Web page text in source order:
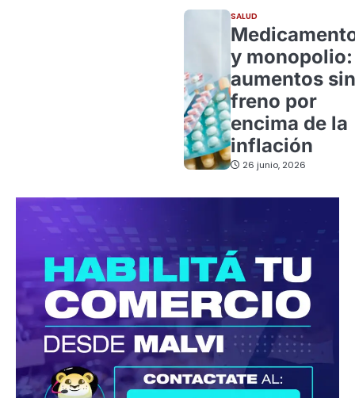
SALUD
y monopolio:
aumentos sin
freno por
encima de la
inflación
26 junio, 2026